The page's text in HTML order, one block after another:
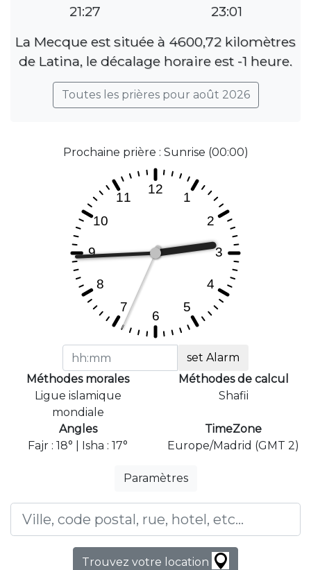
21:27
23:01
La Mecque est située à 4600,72 kilomètres
de Latina, le décalage horaire est -1 heure.
Toutes les prières pour août 2026
Prochaine prière : Sunrise (00:00)
set Alarm
Méthodes morales
Ligue islamique
mondiale
Méthodes de calcul
Shafii
Angles
Fajr : 18° | Isha : 17°
TimeZone
Europe/Madrid (GMT 2)
Paramètres
Trouvez votre location